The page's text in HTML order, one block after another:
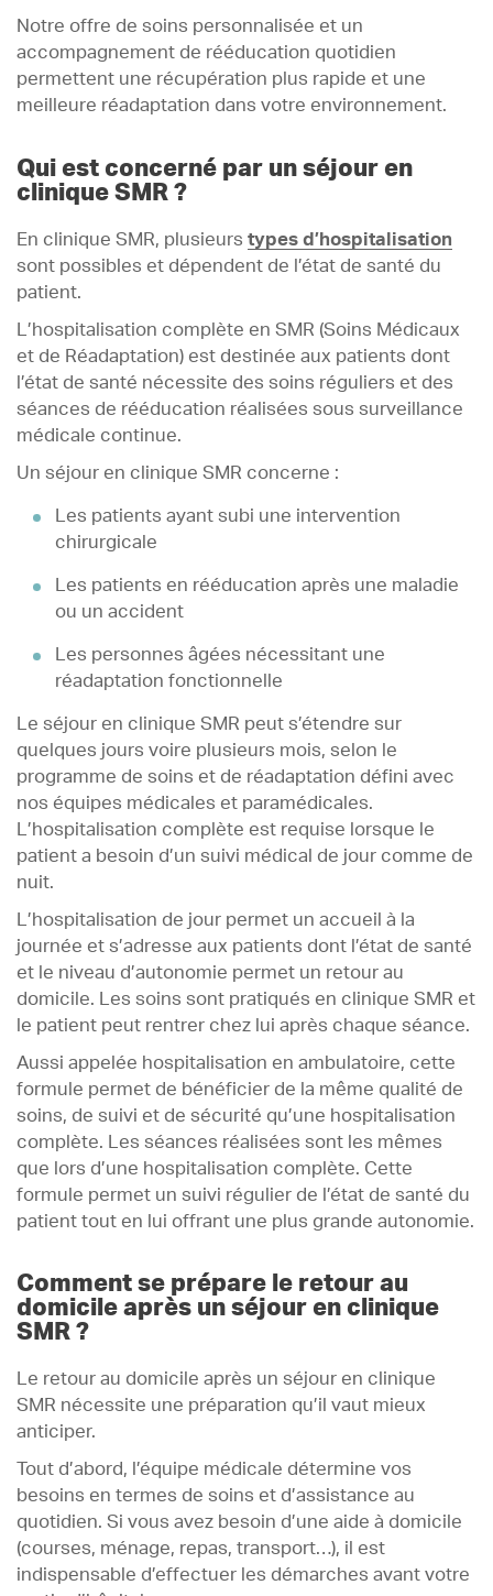
Notre offre de soins personnalisée et un
accompagnement de rééducation quotidien
permettent une récupération plus rapide et une
meilleure réadaptation dans votre environnement.
Qui est concerné par un séjour en
clinique SMR ?
En clinique SMR, plusieurs types d’hospitalisation
sont possibles et dépendent de l’état de santé du
patient.
L’hospitalisation complète en SMR (Soins Médicaux
et de Réadaptation) est destinée aux patients dont
l’état de santé nécessite des soins réguliers et des
séances de rééducation réalisées sous surveillance
médicale continue.
Un séjour en clinique SMR concerne :
Les patients ayant subi une intervention
chirurgicale
Les patients en rééducation après une maladie
ou un accident
Les personnes âgées nécessitant une
réadaptation fonctionnelle
Le séjour en clinique SMR peut s’étendre sur
quelques jours voire plusieurs mois, selon le
programme de soins et de réadaptation défini avec
nos équipes médicales et paramédicales.
L’hospitalisation complète est requise lorsque le
patient a besoin d’un suivi médical de jour comme de
nuit.
L’hospitalisation de jour permet un accueil à la
journée et s’adresse aux patients dont l’état de santé
et le niveau d’autonomie permet un retour au
domicile. Les soins sont pratiqués en clinique SMR et
le patient peut rentrer chez lui après chaque séance.
Aussi appelée hospitalisation en ambulatoire, cette
formule permet de bénéficier de la même qualité de
soins, de suivi et de sécurité qu’une hospitalisation
complète. Les séances réalisées sont les mêmes
que lors d’une hospitalisation complète. Cette
formule permet un suivi régulier de l’état de santé du
patient tout en lui offrant une plus grande autonomie.
Comment se prépare le retour au
domicile après un séjour en clinique
SMR ?
Le retour au domicile après un séjour en clinique
SMR nécessite une préparation qu’il vaut mieux
anticiper.
Tout d’abord, l’équipe médicale détermine vos
besoins en termes de soins et d’assistance au
quotidien. Si vous avez besoin d’une aide à domicile
(courses, ménage, repas, transport…), il est
indispensable d’effectuer les démarches avant votre